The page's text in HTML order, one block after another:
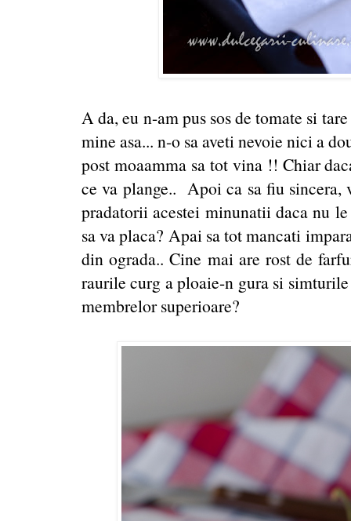
A da, eu n-am pus sos de tomate si
mine asa... n-o sa aveti nevoie nici a
post moaamma sa tot vina !! Chiar
ce va plange.. Apoi ca sa fiu sincera,
pradatorii acestei minunatii daca nu
sa va placa? Apai sa tot mancati
din ograda.. Cine mai are rost de
raurile curg a ploaie-n gura si
membrelor superioare?